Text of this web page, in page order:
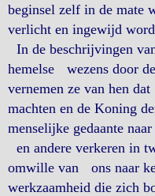
beginsel zelf in de mate
verlicht en ingewijd
In de beschrijvingen
hemelse wezens door
vernemen ze van hen
machten en de Koning
menselijke gedaante
en andere verkeren in
omwille van ons naar
werkzaamheid die zich